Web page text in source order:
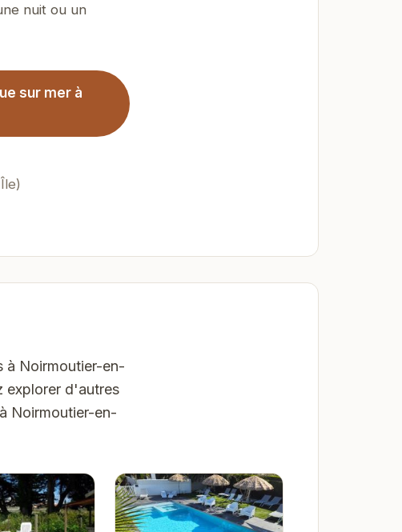
nuit ou un
sur mer à
à Noirmoutier-en-
explorer d'autres
Noirmoutier-en-